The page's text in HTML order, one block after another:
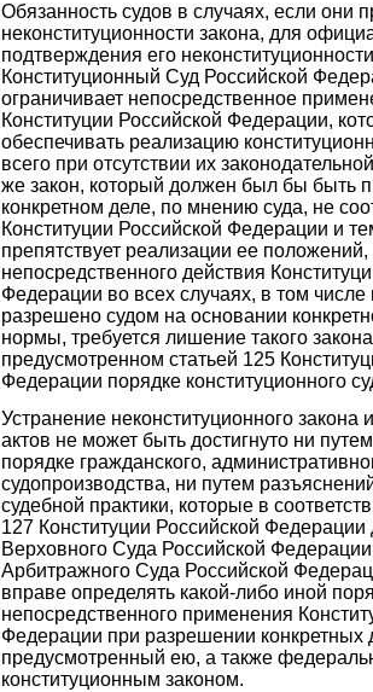
Обязанность судов в случаях, если они
неконституционности закона, для
подтверждения его
Конституционный Суд Российской
ограничивает непосредственное
Конституции Российской Федерации,
обеспечивать реализацию
всего при отсутствии их
же закон, который должен был бы быть
конкретном деле, по мнению суда, не
Конституции Российской Федерации и
препятствует реализации ее
непосредственного действия
Федерации во всех случаях, в том числе
разрешено судом на основании
нормы, требуется лишение такого
предусмотренном статьей 125
Федерации порядке конституционного
Устранение неконституционного
актов не может быть достигнуто ни
порядке гражданского,
судопроизводства, ни путем
судебной практики, которые в
127 Конституции Российской
Верховного Суда Российской
Арбитражного Суда Российской
вправе определять какой-либо иной
непосредственного применения
Федерации при разрешении конкретных
предусмотренный ею, а также
конституционным законом.